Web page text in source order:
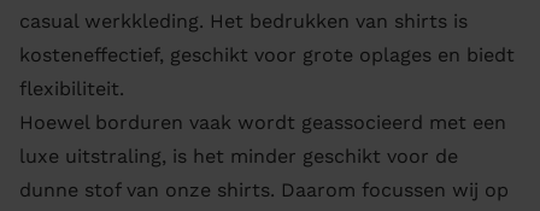
casual werkkleding. Het bedrukken van shirts is
kosteneffectief, geschikt voor grote oplages en biedt
flexibiliteit.
Hoewel borduren vaak wordt geassocieerd met een
luxe uitstraling, is het minder geschikt voor de
dunne stof van onze shirts. Daarom focussen wij op